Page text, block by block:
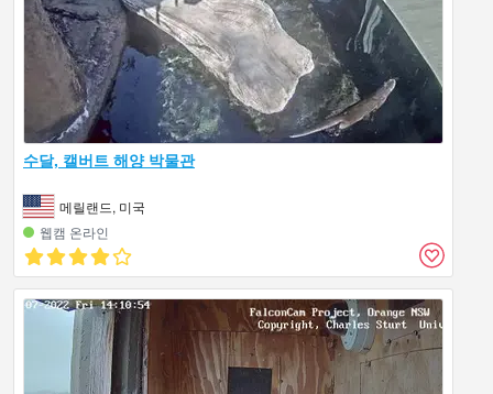
수달, 캘버트 해양 박물관
메릴랜드, 미국
웹캠 온라인